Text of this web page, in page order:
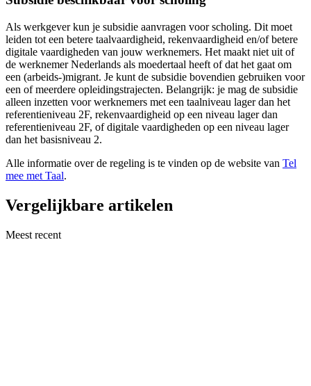
Als werkgever kun je subsidie aanvragen voor scholing. Dit moet
leiden tot een betere taalvaardigheid, rekenvaardigheid en/of betere
digitale vaardigheden van jouw werknemers. Het maakt niet uit of
de werknemer Nederlands als moedertaal heeft of dat het gaat om
een (arbeids-)migrant. Je kunt de subsidie bovendien gebruiken voor
een of meerdere opleidingstrajecten. Belangrijk: je mag de subsidie
alleen inzetten voor werknemers met een taalniveau lager dan het
referentieniveau 2F, rekenvaardigheid op een niveau lager dan
referentieniveau 2F, of digitale vaardigheden op een niveau lager
dan het basisniveau 2.
Alle informatie over de regeling is te vinden op de website van Tel
mee met Taal.
Vergelijkbare artikelen
Meest recent